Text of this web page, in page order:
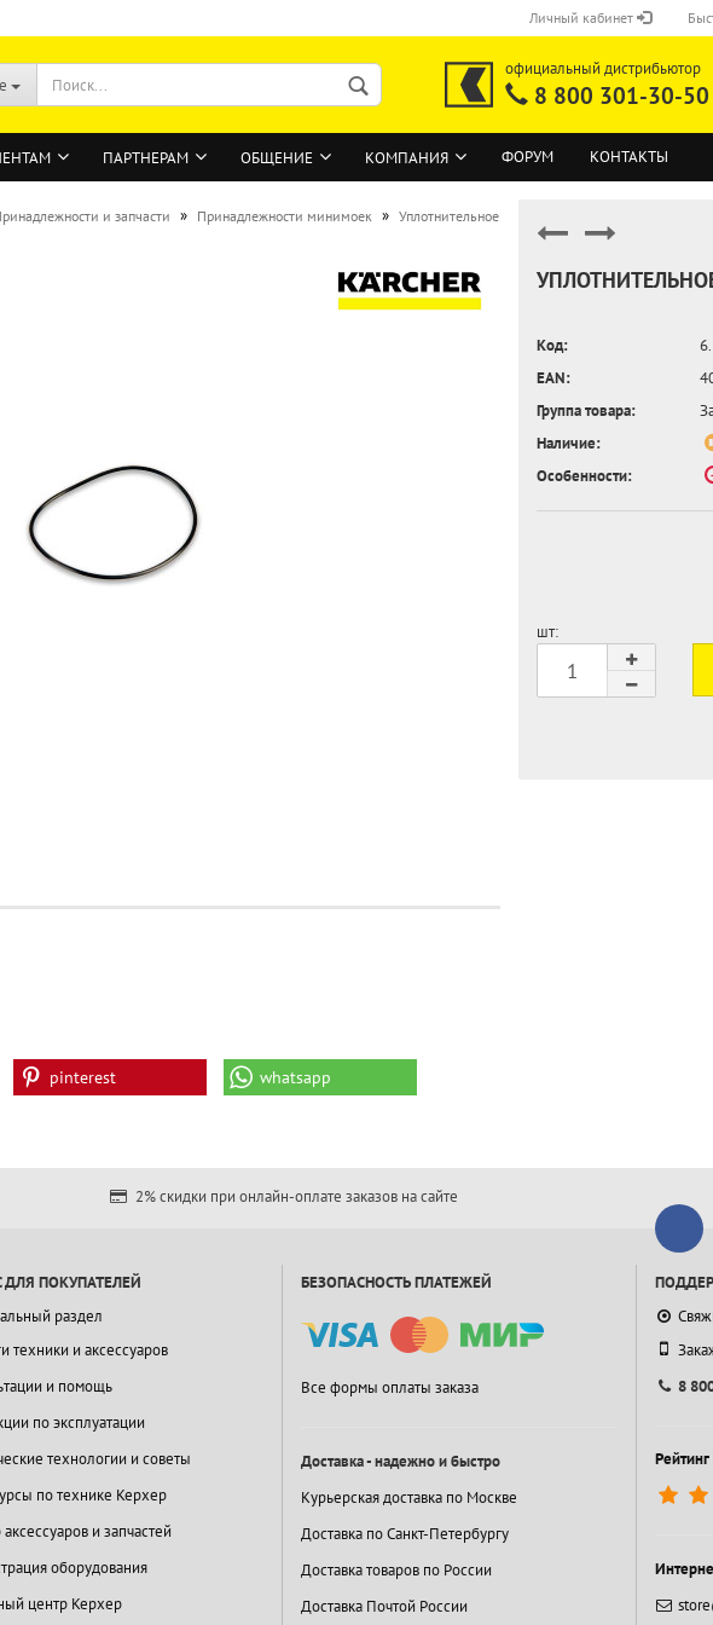
Личный кабинет
ВОЙТИ
официальный дистрибьютор
8 800 301-30-50
ПАРТНЕРАМ ОБЩЕНИЕ КОМПАНИЯ ФОРУМ КОНТАКТЫ
и запчасти » Принадлежности минимоек » Уплотнительное
Код:
EAN:
Группа товара:
Наличие:
Особенности:
шт:
pinterest whatsapp
2% скидки при онлайн-оплате заказов на сайте
ДЛЯ ПОКУПАТЕЛЕЙ
раздел
техники и аксессуаров
и помощь
по эксплуатации
технологии и советы
по технике Керхер
и запчастей
оборудования
центр Керхер
БЕЗОПАСНОСТЬ ПЛАТЕЖЕЙ
Все формы оплаты заказа
Доставка - надежно и быстро
Курьерская доставка по Москве
Доставка по Санкт-Петербургу
Доставка товаров по России
Доставка Почтой России
8